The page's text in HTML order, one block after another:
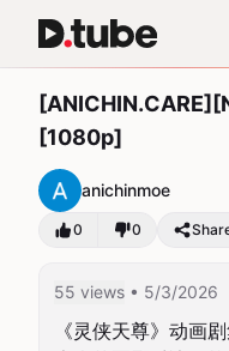
[1080p]
anichinmoe
0 0
55 views • 5/3/2026
《灵侠天尊》动画